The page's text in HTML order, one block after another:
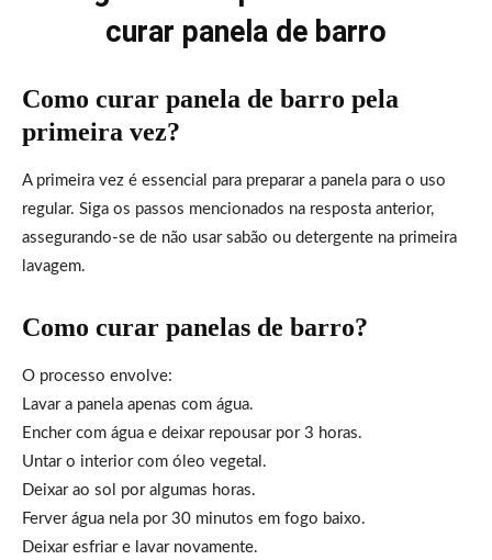
curar panela de barro
Como curar panela de barro pela
primeira vez?
A primeira vez é essencial para preparar a panela para o uso
regular. Siga os passos mencionados na resposta anterior,
assegurando-se de não usar sabão ou detergente na primeira
lavagem.
Como curar panelas de barro?
O processo envolve:
Lavar a panela apenas com água.
Encher com água e deixar repousar por 3 horas.
Untar o interior com óleo vegetal.
Deixar ao sol por algumas horas.
Ferver água nela por 30 minutos em fogo baixo.
Deixar esfriar e lavar novamente.